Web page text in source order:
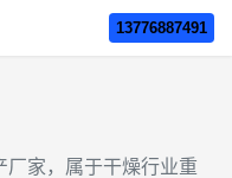
13776887491
厂家‌，属于干燥行业重